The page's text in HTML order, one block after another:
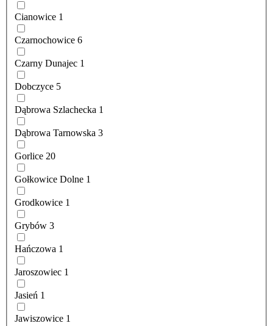
Cianowice 1
Czarnochowice 6
Czarny Dunajec 1
Dobczyce 5
Dąbrowa Szlachecka 1
Dąbrowa Tarnowska 3
Gorlice 20
Gołkowice Dolne 1
Grodkowice 1
Grybów 3
Hańczowa 1
Jaroszowiec 1
Jasień 1
Jawiszowice 1